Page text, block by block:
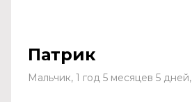
Патрик
Мальчик, 1 год 5 месяцев 5